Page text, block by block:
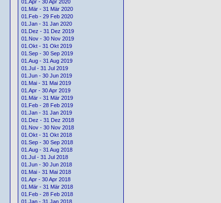
01.Apr - 30 Apr 2020
01.Mär - 31 Mär 2020
01.Feb - 29 Feb 2020
01.Jan - 31 Jan 2020
01.Dez - 31 Dez 2019
01.Nov - 30 Nov 2019
01.Okt - 31 Okt 2019
01.Sep - 30 Sep 2019
01.Aug - 31 Aug 2019
01.Jul - 31 Jul 2019
01.Jun - 30 Jun 2019
01.Mai - 31 Mai 2019
01.Apr - 30 Apr 2019
01.Mär - 31 Mär 2019
01.Feb - 28 Feb 2019
01.Jan - 31 Jan 2019
01.Dez - 31 Dez 2018
01.Nov - 30 Nov 2018
01.Okt - 31 Okt 2018
01.Sep - 30 Sep 2018
01.Aug - 31 Aug 2018
01.Jul - 31 Jul 2018
01.Jun - 30 Jun 2018
01.Mai - 31 Mai 2018
01.Apr - 30 Apr 2018
01.Mär - 31 Mär 2018
01.Feb - 28 Feb 2018
01.Jan - 31 Jan 2018